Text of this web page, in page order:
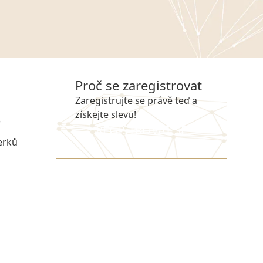
Proč se zaregistrovat
Zaregistrujte se právě teď a
získejte slevu!
REGISTROVAT SE